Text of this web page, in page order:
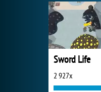
Sword Life
2 927x